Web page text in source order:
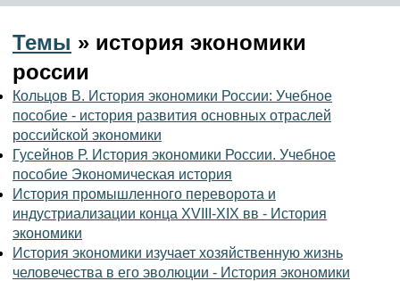
Темы » история экономики
россии
Кольцов В. История экономики России: Учебное
пособие - история развития основных отраслей
российской экономики
Гусейнов Р. История экономики России. Учебное
пособие Экономическая история
История промышленного переворота и
индустриализации конца XVIII-XIX вв - История
экономики
История экономики изучает хозяйственную жизнь
человечества в его эволюции - История экономики